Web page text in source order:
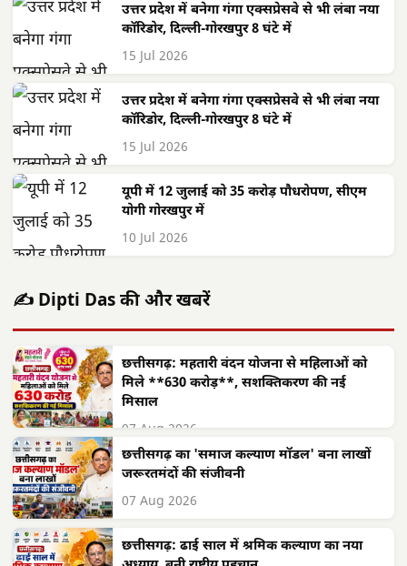
उत्तर प्रदेश में बनेगा गंगा एक्सप्रेसवे से भी लंबा नया
कॉरिडोर, दिल्ली-गोरखपुर 8 घंटे में
15 Jul 2026
उत्तर प्रदेश में बनेगा गंगा एक्सप्रेसवे से भी लंबा नया
कॉरिडोर, दिल्ली-गोरखपुर 8 घंटे में
15 Jul 2026
यूपी में 12 जुलाई को 35 करोड़ पौधरोपण, सीएम
योगी गोरखपुर में
10 Jul 2026
✍️ Dipti Das की और खबरें
छत्तीसगढ़: महतारी वंदन योजना से महिलाओं को
मिले **630 करोड़**, सशक्तिकरण की नई
मिसाल
07 Aug 2026
छत्तीसगढ़ का 'समाज कल्याण मॉडल' बना लाखों
जरूरतमंदों की संजीवनी
07 Aug 2026
छत्तीसगढ़: ढाई साल में श्रमिक कल्याण का नया